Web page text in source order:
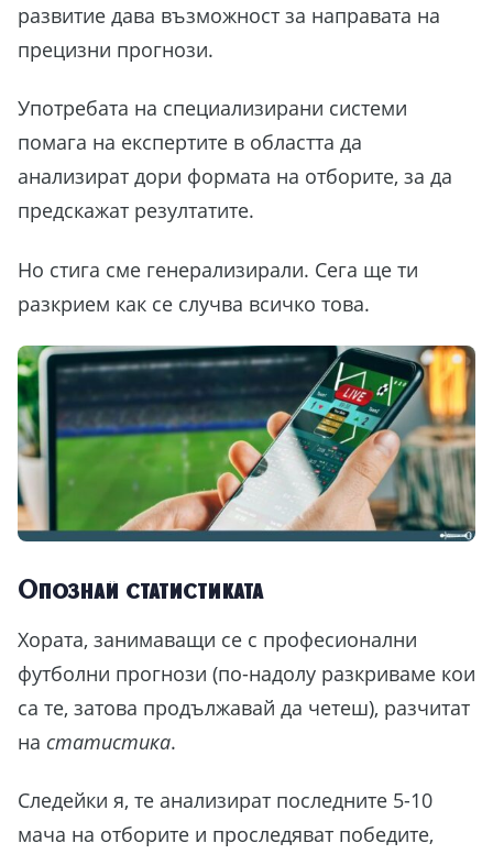
развитие дава възможност за направата на
прецизни прогнози.
Употребата на специализирани системи
помага на експертите в областта да
анализират дори формата на отборите, за да
предскажат резултатите.
Но стига сме генерализирали. Сега ще ти
разкрием как се случва всичко това.
Опознай статистиката
Хората, занимаващи се с професионални
футболни прогнози (по-надолу разкриваме кои
са те, затова продължавай да четеш), разчитат
на статистика.
Следейки я, те анализират последните 5-10
мача на отборите и проследяват победите,
ТЪРСИШ ЛИ
ВДЪХНОВЕНИЕ ЗА
ЗАШЕМЕТЯВАЩИ
„НАПРАВИ СИ САМ“
ПРОЕКТИ?
X
представени
СТЪПКА ПО